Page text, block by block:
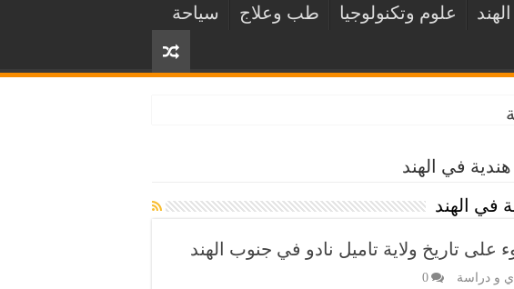
علوم وتكنولوجيا طب وعلاج
سياحة
هندية في الهند
في الهند
تاريخ ولاية تاميل نادو في جنوب الهند
و دراسة 0